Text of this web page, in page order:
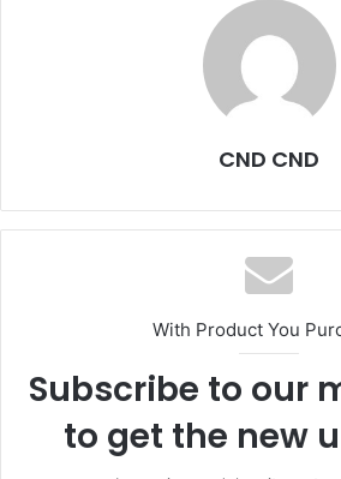
CND CND
With Product You
Subscribe to our
to get the new